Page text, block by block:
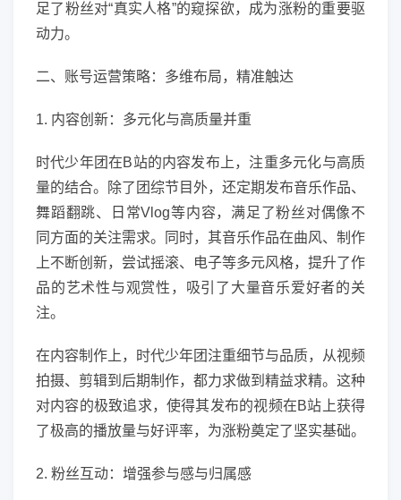
足了粉丝对“真实人格”的窥探欲，成为涨粉的重要驱
动力。
二、账号运营策略：多维布局，精准触达
1. 内容创新：多元化与高质量并重
时代少年团在B站的内容发布上，注重多元化与高质
量的结合。除了团综节目外，还定期发布音乐作品、
舞蹈翻跳、日常Vlog等内容，满足了粉丝对偶像不
同方面的关注需求。同时，其音乐作品在曲风、制作
上不断创新，尝试摇滚、电子等多元风格，提升了作
品的艺术性与观赏性，吸引了大量音乐爱好者的关
注。
在内容制作上，时代少年团注重细节与品质，从视频
拍摄、剪辑到后期制作，都力求做到精益求精。这种
对内容的极致追求，使得其发布的视频在B站上获得
了极高的播放量与好评率，为涨粉奠定了坚实基础。
2. 粉丝互动：增强参与感与归属感